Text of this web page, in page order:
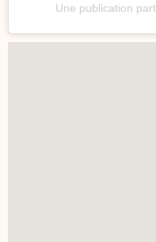
Une publication